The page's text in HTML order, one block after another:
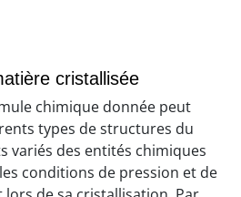
cristallisée
chimique donnée peut
types de structures du
variés des entités chimiques
conditions de pression et de